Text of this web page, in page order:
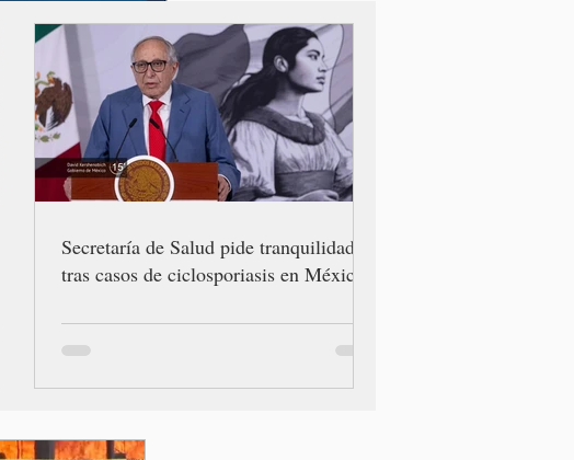
Secretaría de Salud pide tranquilidad
tras casos de ciclosporiasis en México